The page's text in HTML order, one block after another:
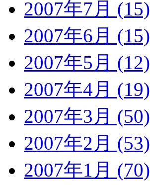
2007年7月 (15)
2007年6月 (15)
2007年5月 (12)
2007年4月 (19)
2007年3月 (50)
2007年2月 (53)
2007年1月 (70)